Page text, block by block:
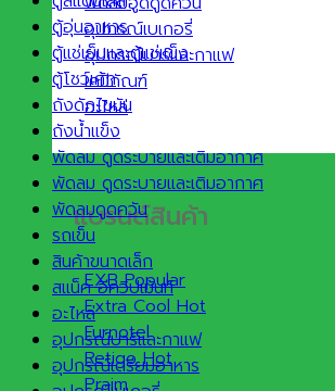
อุปกรณ์เบเกอรี่
อุปกรณ์บาร์และกาแฟ
เคมีภัณฑ์
อะไหล่
แบรนด์สินค้า
EXB
Extra Cool
Furnotel
Retigo
Praim
ตู้อุ่นอาหาร
ตู้แช่เย็นและตู้แช่แข็ง
ตู้โชว์เค้ก
ถังดักไขมัน
ถังน้ำแข็ง
พัดลม ดูดระบายและเติมอากาศ
พัดลม ดูดระบายและเติมอากาศ
พัดลมดูดควัน
รถเข็น
สินค้าขนาดเล็ก
สแน็ค อีควิปเม้นท์
อะไหล่
อุปกรณ์บาร์และกาแฟ
อุปกรณ์เตรียมอาหาร